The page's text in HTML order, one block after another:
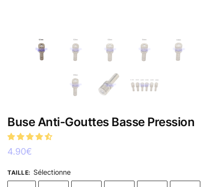
Buse Anti-Gouttes Basse Pression
4.90€
TAILLE: Sélectionne